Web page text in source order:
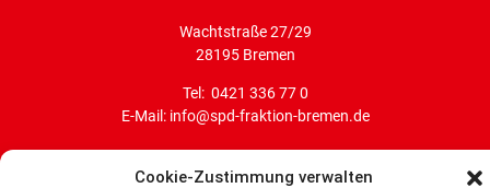
Cookie-Zustimmung verwalten
Wachtstraße 27/29
28195 Bremen
Tel: 0421 336 77 0
E-Mail: info@spd-fraktion-bremen.de